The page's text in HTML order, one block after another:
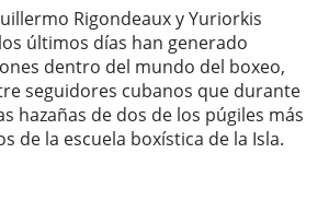
Rigondeaux y Yuriorkis
últimos días han generado
dentro del mundo del boxeo,
seguidores cubanos que durante
hazañas de dos de los púgiles más
de la escuela boxística de la Isla.